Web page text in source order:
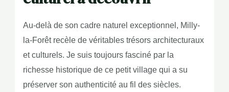
Au-delà de son cadre naturel exceptionnel, Milly-
la-Forêt recèle de véritables trésors architecturaux
et culturels. Je suis toujours fasciné par la
richesse historique de ce petit village qui a su
préserver son authenticité au fil des siècles.